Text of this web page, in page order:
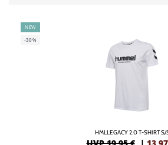
NEW
-30%
HMLLEGACY 2.0 T-SHIRT S/
UVP 19,95 € | 13,97